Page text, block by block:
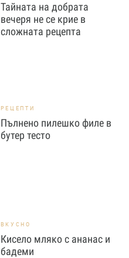
Тайната на добрата
вечеря не се крие в
сложната рецепта
РЕЦЕПТИ
Пълнено пилешко филе в
бутер тесто
ВКУСНО
Кисело мляко с ананас и
бадеми